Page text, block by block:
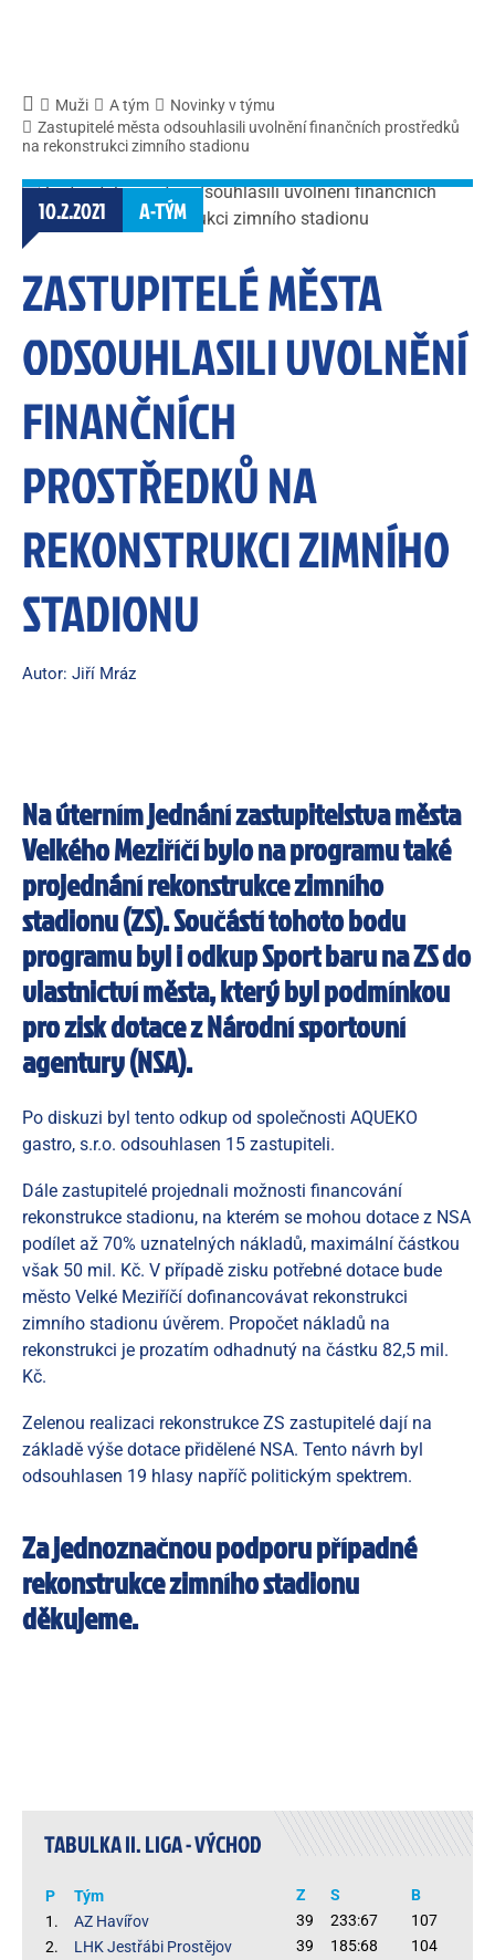
Muži A tým
Novinky v týmu
Zastupitelé města odsouhlasili uvolnění finančních prostředků
na rekonstrukci zimního stadionu
10.2.2021 A-TÝM
ZASTUPITELÉ MĚSTA
ODSOUHLASILI UVOLNĚNÍ
FINANČNÍCH
PROSTŘEDKŮ NA
REKONSTRUKCI ZIMNÍHO
STADIONU
Autor: Jiří Mráz
Na úterním jednání zastupitelstva města
Velkého Meziříčí bylo na programu také
projednání rekonstrukce zimního
stadionu (ZS). Součástí tohoto bodu
programu byl i odkup Sport baru na ZS do
vlastnictví města, který byl podmínkou
pro zisk dotace z Národní sportovní
agentury (NSA).
Po diskuzi byl tento odkup od společnosti AQUEKO
gastro, s.r.o. odsouhlasen 15 zastupiteli.
Dále zastupitelé projednali možnosti financování
rekonstrukce stadionu, na kterém se mohou dotace z NSA
podílet až 70% uznatelných nákladů, maximální částkou
však 50 mil. Kč. V případě zisku potřebné dotace bude
město Velké Meziříčí dofinancovávat rekonstrukci
zimního stadionu úvěrem. Propočet nákladů na
rekonstrukci je prozatím odhadnutý na částku 82,5 mil.
Kč.
Zelenou realizaci rekonstrukce ZS zastupitelé dají na
základě výše dotace přidělené NSA. Tento návrh byl
odsouhlasen 19 hlasy napříč politickým spektrem.
Za jednoznačnou podporu případné
rekonstrukce zimního stadionu
děkujeme.
TABULKA II. LIGA - VÝCHOD
P Tým Z S
B
1.
AZ Havířov 39 233:67
107
2.
LHK Jestřábi Prostějov 39 185:68
104